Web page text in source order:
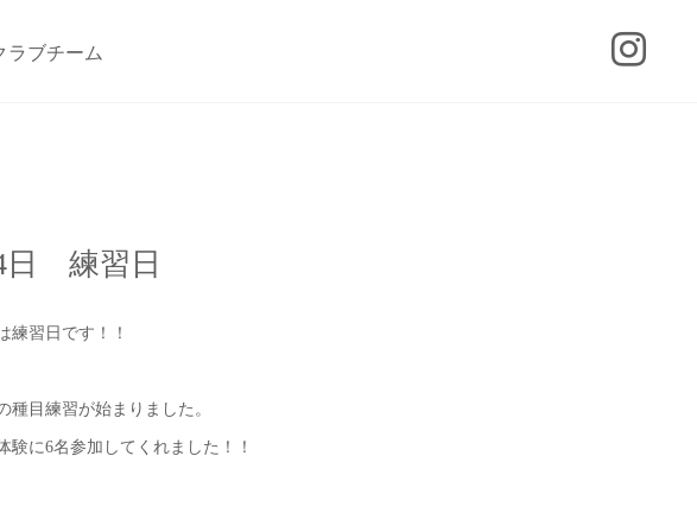
ブチーム
日 練習日
練習日です！！
種目練習が始まりました。
験に6名参加してくれました！！